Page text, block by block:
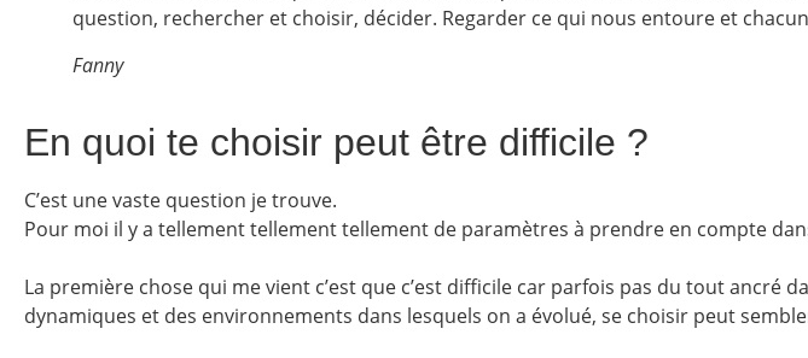
question, rechercher et choisir, décider. Regarder ce qui nous entoure et
Fanny
En quoi te choisir peut être difficile ?
C’est une vaste question je trouve.
Pour moi il y a tellement tellement tellement de paramètres à prendre en compte
La première chose qui me vient c’est que c’est difficile car parfois pas du tout
dynamiques et des environnements dans lesquels on a évolué, se choisir peut